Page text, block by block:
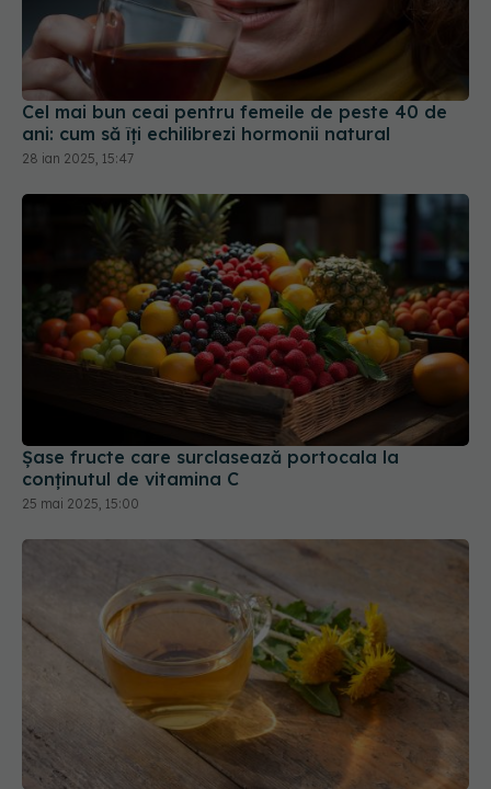
Cel mai bun ceai pentru femeile de peste 40 de
ani: cum să îți echilibrezi hormonii natural
28 ian 2025, 15:47
Șase fructe care surclasează portocala la
conținutul de vitamina C
25 mai 2025, 15:00